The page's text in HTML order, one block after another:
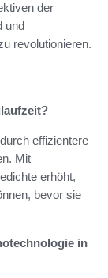
der
und
revolutionieren.
effizientere
Mit
erhöht,
bevor sie
in